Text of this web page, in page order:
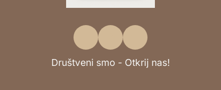
Društveni smo - Otkrij nas!